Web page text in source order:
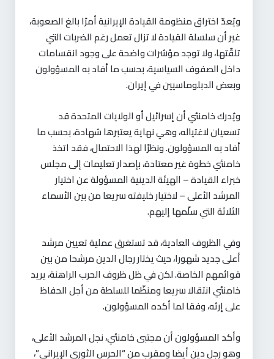
ويُعدّ اختراق منظومة القيادة الإيرانية أمرًا بالغ الصعوبة،
غير أن سلسلة القيادة لا تزال تعمل رغم الضربات التي
تلقّتها، ولا توجد مؤشرات واضحة على وجود انقسامات
داخل الصفوف السياسية، بحسب ما أفاد به المسؤولون
وبعض الدبلوماسيين في إيران.
ويُدرك خامنئي أن إسرائيل أو الولايات المتحدة قد
تسعيان لاغتياله، وهي نهاية يعتبرها شهادة، بحسب ما
أفاد به المسؤولون. ونظرًا لهذا الاحتمال، فقد اتخذ
خامنئي خطوة غير معتادة، بإصدار تعليمات إلى مجلس
خبراء القيادة – الهيئة الدينية المسؤولة عن اختيار
المرشد الأعلى – لاختيار خليفته سريعا من بين الأسماء
الثلاثة التي سلّمها إليهم.
وفي الظروف العادية، قد تستغرق عملية تعيين مرشد
أعلى جديد شهورا، حيث يختار رجال الدين مرشحا من بين
قوائمهم الخاصة. لكن في ظل ظروف الحرب الراهنة، يريد
خامنئي انتقالا سريعا ومنظّما للسلطة من أجل الحفاظ
على إرثه، وفقا لما أكده المسؤولون.
وأكد المسؤولون أن مجتبى خامنئي، نجل المرشد الأعلى،
وهو رجل دين أيضا ومقرب من “الحرس الثوري الإيراني”،